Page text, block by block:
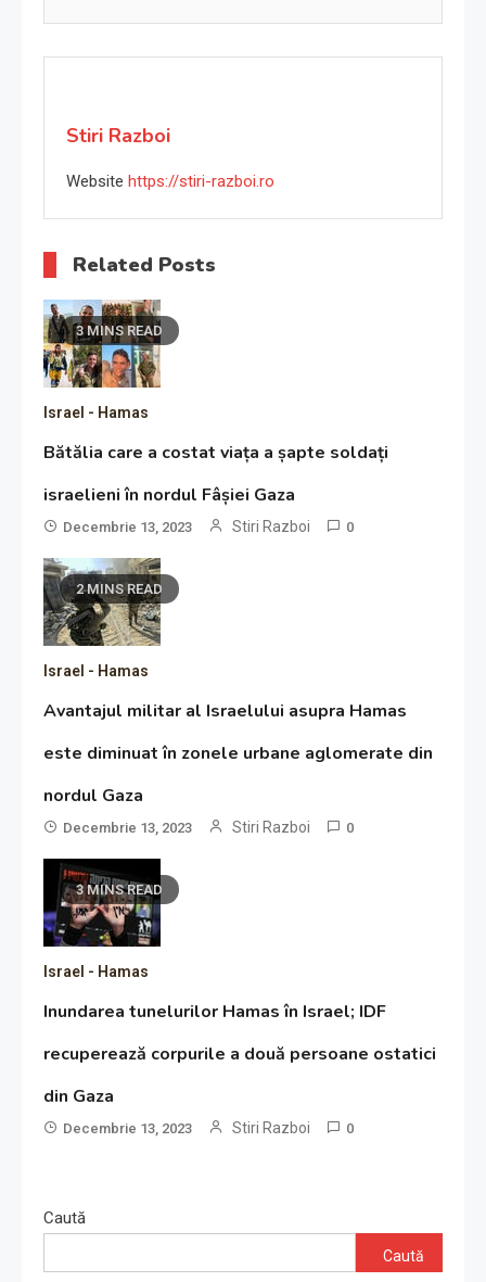
Stiri Razboi
Website https://stiri-razboi.ro
Related Posts
3 MINS READ
Israel - Hamas
Bătălia care a costat viața a șapte soldați
israelieni în nordul Fâșiei Gaza
Decembrie 13, 2023 Stiri Razboi 0
2 MINS READ
Israel - Hamas
Avantajul militar al Israelului asupra Hamas
este diminuat în zonele urbane aglomerate din
nordul Gaza
Decembrie 13, 2023 Stiri Razboi 0
3 MINS READ
Israel - Hamas
Inundarea tunelurilor Hamas în Israel; IDF
recuperează corpurile a două persoane ostatici
din Gaza
Decembrie 13, 2023 Stiri Razboi 0
Caută
Caută